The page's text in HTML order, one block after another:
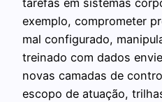
tarefas em sistemas
exemplo, comprometer
mal configurado,
treinado com dados
novas camadas de
escopo de atuação,